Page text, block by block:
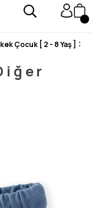
PUAN ALDI ⭐⭐⭐⭐⭐
ÜRÜN
Çocuk [ 2 - 8 Yaş ]